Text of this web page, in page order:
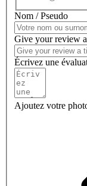
Nom / Pseudo
Give your review
Écrivez une
Ajoutez votre